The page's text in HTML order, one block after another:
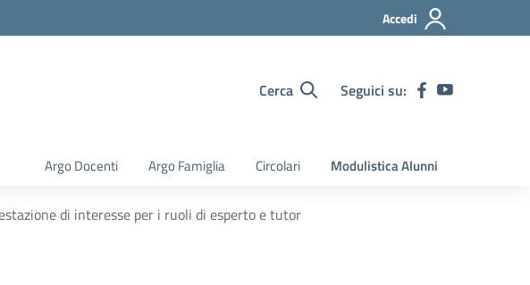
Accedi
Cerca Seguici su:
Argo Docenti Argo Famiglia Circolari Modulistica Alunni
di interesse per i ruoli di esperto e tutor